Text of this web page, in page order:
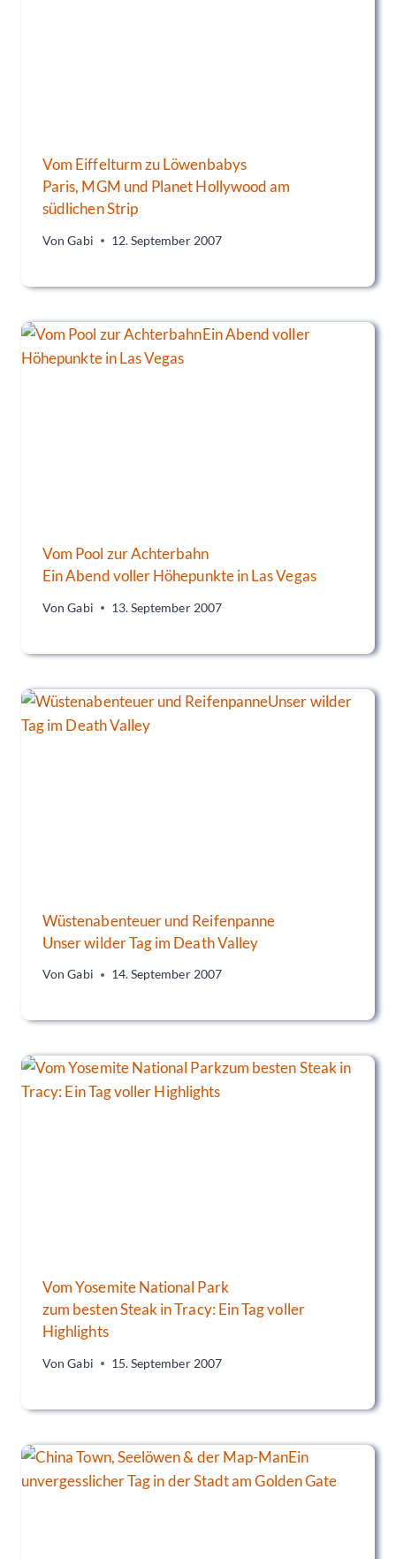
Vom Eiffelturm zu Löwenbabys
Paris, MGM und Planet Hollywood am
südlichen Strip
Von Gabi 12. September 2007
Vom Pool zur Achterbahn
Ein Abend voller Höhepunkte in Las Vegas
Von Gabi 13. September 2007
Wüstenabenteuer und Reifenpanne
Unser wilder Tag im Death Valley
Von Gabi 14. September 2007
Vom Yosemite National Park
zum besten Steak in Tracy: Ein Tag voller
Highlights
Von Gabi 15. September 2007